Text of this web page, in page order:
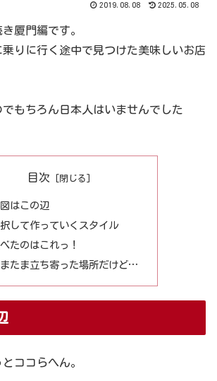
2019.08.08 2025.05.08
厦門編です。
りに行く途中で見つけた美味しいお店
もちろん日本人はいませんでした
目次
はこの辺
して作っていくスタイル
たのはこれっ！
たま立ち寄った場所だけど…
ココらへん。